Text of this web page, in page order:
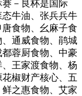
－良杯是国际
牛油、张兵兵牛
食物、幺麻子食
通威食物、鹃城
蓉厨食物、中豪
王家渡食物、杨
椒财产核心、五
之惠食物、艾家